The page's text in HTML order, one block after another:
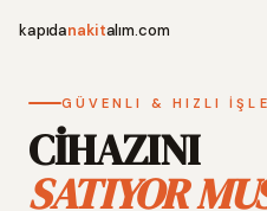
kapıdanakitalım.com
GÜVENLI & HIZLI
CİHAZINI
SATIYOR